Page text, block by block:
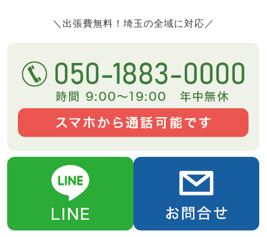
＼出張費無料！埼玉の全域に対応／